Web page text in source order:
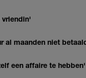
vriendin'
al maanden niet
een affaire te hebben'